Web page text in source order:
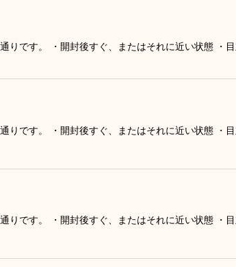
です。 ・開封後すぐ、またはそれに近い状態 ・
です。 ・開封後すぐ、またはそれに近い状態 ・
です。 ・開封後すぐ、またはそれに近い状態 ・